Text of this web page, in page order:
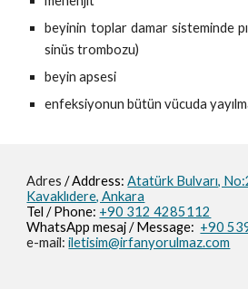
beyinin toplar damar sisteminde
sinüs trombozu)
beyin apsesi
enfeksiyonun bütün vücuda
Adres/ Address: Atatürk Bulvarı,
Kavaklıdere, Ankara
Tel / Phone: +90 312 4285112
WhatsApp mesaj / Message: +90
e-mail:iletisim@irfanyorulmaz.com